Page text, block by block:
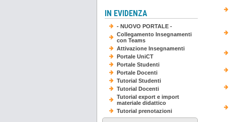
IN EVIDENZA
- NUOVO PORTALE -
Collegamento Insegnamenti
con Teams
Attivazione Insegnamenti
Portale UniCT
Portale Studenti
Portale Docenti
Tutorial Studenti
Tutorial Docenti
Tutorial export e import
materiale didattico
Tutorial prenotazioni